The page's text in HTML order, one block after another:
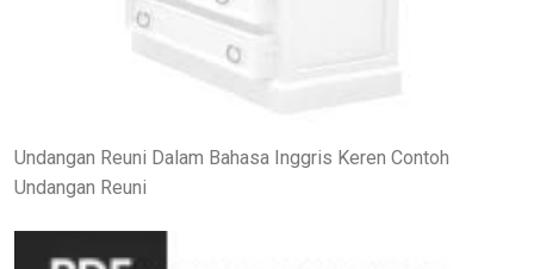
Undangan Reuni Dalam Bahasa Inggris Keren Contoh
Undangan Reuni